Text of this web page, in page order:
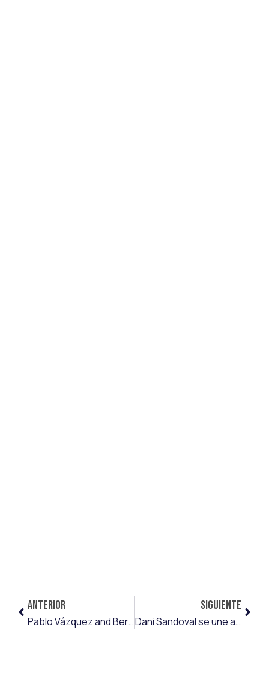
ANTERIOR
Pablo Vázquez and Berto Cayarga bring Dépor back to professional soccer
SIGUIENTE
Dani Sandoval se une al ambicioso proyecto del Wieczysta Kraków